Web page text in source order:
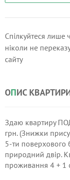
Спілкуйтеся лише
ніколи не
сайту
ОПИС
Здаю квартиру
грн. (Знижки
5-ти поверхового
природний двір.
проживання 4 + 1